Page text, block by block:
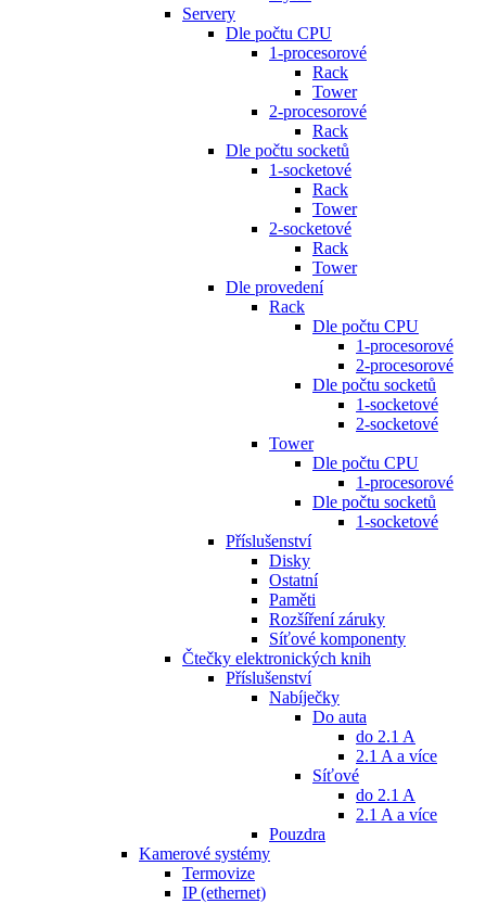
Servery
Dle počtu CPU
1-procesorové
Rack
Tower
2-procesorové
Rack
Dle počtu socketů
1-socketové
Rack
Tower
2-socketové
Rack
Tower
Dle provedení
Rack
Dle počtu CPU
1-procesorové
2-procesorové
Dle počtu socketů
1-socketové
2-socketové
Tower
Dle počtu CPU
1-procesorové
Dle počtu socketů
1-socketové
Příslušenství
Disky
Ostatní
Paměti
Rozšíření záruky
Síťové komponenty
Čtečky elektronických knih
Příslušenství
Nabíječky
Do auta
do 2.1 A
2.1 A a více
Síťové
do 2.1 A
2.1 A a více
Pouzdra
Kamerové systémy
Termovize
IP (ethernet)